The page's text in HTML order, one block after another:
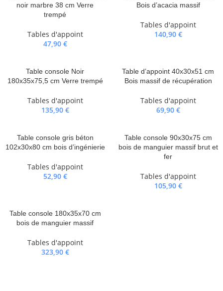
noir marbre 38 cm Verre
trempé
Tables d'appoint
47,90 €
Bois d’acacia massif
Tables d'appoint
140,90 €
Table console Noir
180x35x75,5 cm Verre trempé
Tables d'appoint
135,90 €
Table d’appoint 40x30x51 cm
Bois massif de récupération
Tables d'appoint
69,90 €
Table console gris béton
102x30x80 cm bois d’ingénierie
Tables d'appoint
52,90 €
Table console 90x30x75 cm
bois de manguier massif brut et
fer
Tables d'appoint
105,90 €
Table console 180x35x70 cm
bois de manguier massif
Tables d'appoint
323,90 €